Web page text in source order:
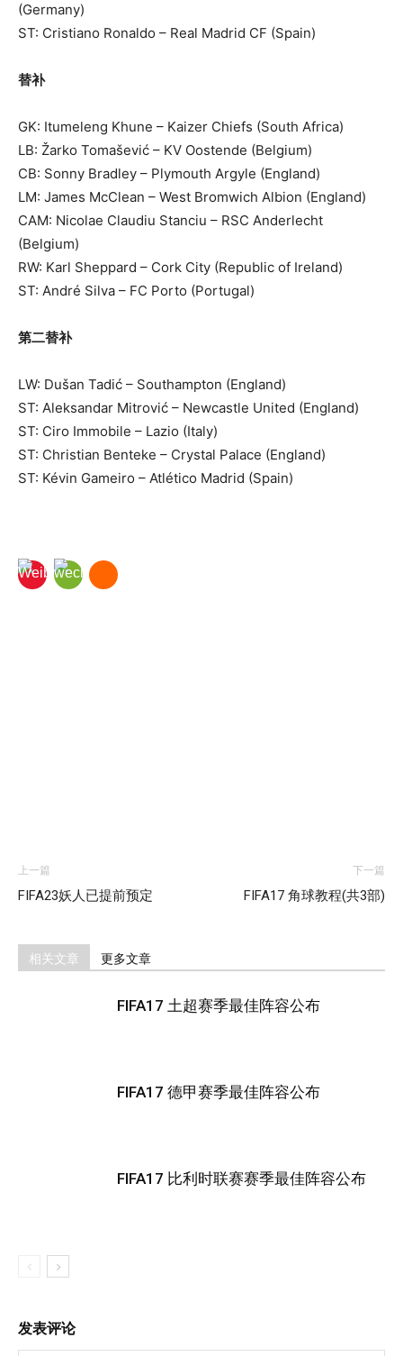
(Germany)
ST: Cristiano Ronaldo – Real Madrid CF (Spain)
替补
GK: Itumeleng Khune – Kaizer Chiefs (South Africa)
LB: Žarko Tomašević – KV Oostende (Belgium)
CB: Sonny Bradley – Plymouth Argyle (England)
LM: James McClean – West Bromwich Albion (England)
CAM: Nicolae Claudiu Stanciu – RSC Anderlecht
(Belgium)
RW: Karl Sheppard – Cork City (Republic of Ireland)
ST: André Silva – FC Porto (Portugal)
第二替补
LW: Dušan Tadić – Southampton (England)
ST: Aleksandar Mitrović – Newcastle United (England)
ST: Ciro Immobile – Lazio (Italy)
ST: Christian Benteke – Crystal Palace (England)
ST: Kévin Gameiro – Atlético Madrid (Spain)
上一篇
FIFA23妖人已提前预定
下一篇
FIFA17 角球教程(共3部)
相关文章 更多文章
FIFA17 土超赛季最佳阵容公布
FIFA17 德甲赛季最佳阵容公布
FIFA17 比利时联赛赛季最佳阵容公布
发表评论